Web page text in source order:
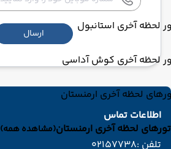
لحظه آخری استانبول
لحظه آخری کوش آداسی
لحظه آخری ارمنستان
تورهای لحظه آخری ارمنستان(مشاهده همه)
ارسال
اطلاعات تماس
تلفن :02157738